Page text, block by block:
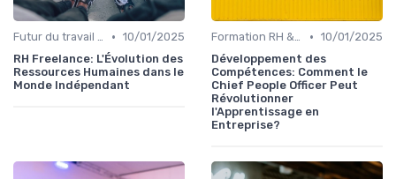
Futur du travail & tendances RH • 10/01/2025
RH Freelance: L'Évolution des
Ressources Humaines dans le
Monde Indépendant
Formation RH & upskilling • 10/01/2025
Développement des
Compétences: Comment le
Chief People Officer Peut
Révolutionner
l'Apprentissage en
Entreprise?